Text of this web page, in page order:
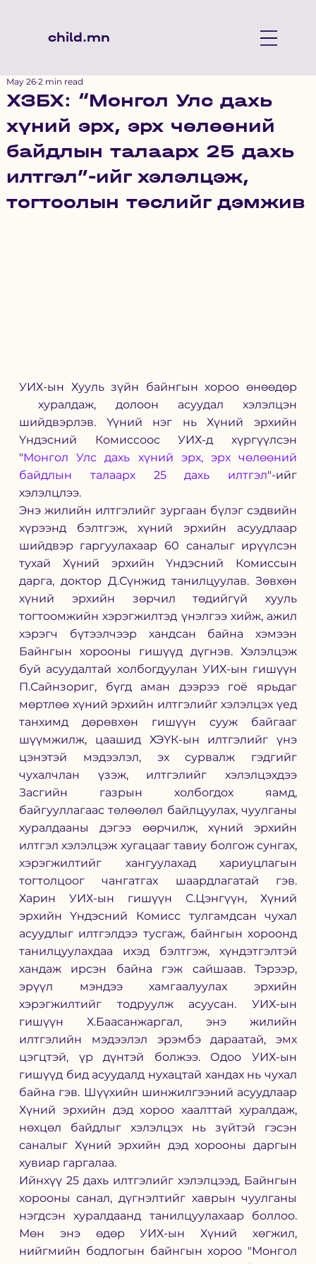
child.mn
ХЗБХ: “Монгол Улс дахь
хүний эрх, эрх чөлөөний
байдлын талаарх 25 дахь
илтгэл”-ийг хэлэлцэж,
тогтоолын төслийг дэмжив
May 26 2 min read
УИХ-ын Хууль зүйн байнгын хороо өнөөдөр
хуралдаж, долоон асуудал хэлэлцэн
шийдвэрлэв. Үүний нэг нь Хүний эрхийн
"Монгол Улс дахь хүний эрх, эрх чөлөөний
байдлын талаарх 25 дахь илтгэл"-ийг
хэлэлцлээ.
Энэ жилийн илтгэлийг зургаан бүлэг сэдвийн
хүрээнд бэлтгэж, хүний эрхийн асуудлаар
шийдвэр гаргуулахаар 60 саналыг ирүүлсэн
тухай Хүний эрхийн Үндэсний Комиссын
дарга, доктор Д.Сүнжид танилцуулав. Зөвхөн
хүний эрхийн зөрчил төдийгүй хууль
тогтоомжийн хэрэгжилтэд үнэлгээ хийж, ажил
хэрэгч бүтээлчээр хандсан байна хэмээн
Байнгын хорооны гишүүд дүгнэв. Хэлэлцэж
буй асуудалтай холбогдуулан УИХ-ын гишүүн
П.Сайнзориг, бүгд аман дээрээ гоё ярьдаг
мөртлөө хүний эрхийн илтгэлийг хэлэлцэх үед
танхимд дөрөвхөн гишүүн сууж байгааг
шүүмжилж, цаашид ХЭҮК-ын илтгэлийг үнэ
цэнэтэй мэдээлэл, эх сурвалж гэдгийг
чухалчлан үзэж, илтгэлийг хэлэлцэхдээ
Засгийн газрын холбогдох яамд,
байгууллагаас төлөөлөл байлцуулах, чуулганы
хуралдааны дэгээ өөрчилж, хүний эрхийн
илтгэл хэлэлцэж хугацааг тавиу болгож сунгах,
хэрэгжилтийг хангуулахад хариуцлагын
тогтолцоог чангатгах шаардлагатай гэв.
Харин УИХ-ын гишүүн С.Цэнгүүн, Хүний
эрхийн Үндэсний Комисс тулгамдсан чухал
асуудлыг илтгэлдээ тусгаж, байнгын хороонд
танилцуулахдаа ихэд бэлтгэж, хүндэтгэлтэй
хандаж ирсэн байна гэж сайшаав. Тэрээр,
эрүүл мэндээ хамгаалуулах эрхийн
хэрэгжилтийг тодруулж асуусан. УИХ-ын
гишүүн Х.Баасанжаргал, энэ жилийн
илтгэлийн мэдээлэл эрэмбэ дараатай, эмх
цэгцтэй, үр дүнтэй болжээ. Одоо УИХ-ын
гишүүд бид асуудалд нухацтай хандах нь чухал
байна гэв. Шүүхийн шинжилгээний асуудлаар
Хүний эрхийн дэд хороо хаалттай хуралдаж,
нөхцөл байдлыг хэлэлцэх нь зүйтэй гэсэн
саналыг Хүний эрхийн дэд хорооны даргын
хувиар гаргалаа.
Ийнхүү 25 дахь илтгэлийг хэлэлцээд, Байнгын
хорооны санал, дүгнэлтийг хаврын чуулганы
нэгдсэн хуралдаанд танилцуулахаар боллоо.
Мөн энэ өдөр УИХ-ын Хүний хөгжил,
нийгмийн бодлогын байнгын хороо "Монгол